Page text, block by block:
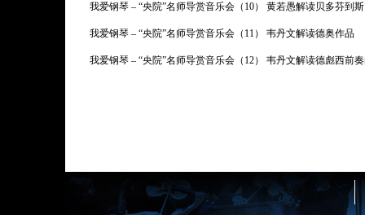
我爱钢琴 – “央院”名师导赏音乐会（10） 黄若愚解读贝多芬到
我爱钢琴 – “央院”名师导赏音乐会（11） 韦丹文解读德奥作品
我爱钢琴 – “央院”名师导赏音乐会（12） 韦丹文解读德彪西前